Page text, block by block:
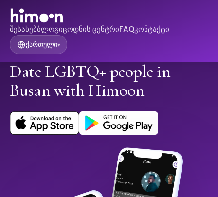
შესახებბლოგიცოდნის ცენტრიFAQკონტაქტი
ქართული▾
Date LGBTQ+ people in
Busan with Himoon